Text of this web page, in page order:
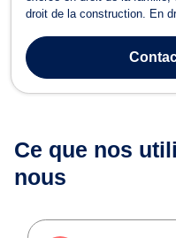
droit de la construction. En
garde des enfants, à la
liquidations de r...
Ce que nos
nous